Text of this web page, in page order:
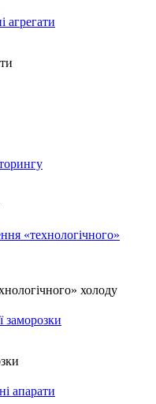
агрегати
«технологічного»
холоду
заморозки
апарати